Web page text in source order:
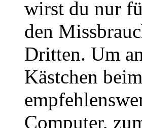
wirst du nur
den
Dritten. Um
Kästchen
Computer,